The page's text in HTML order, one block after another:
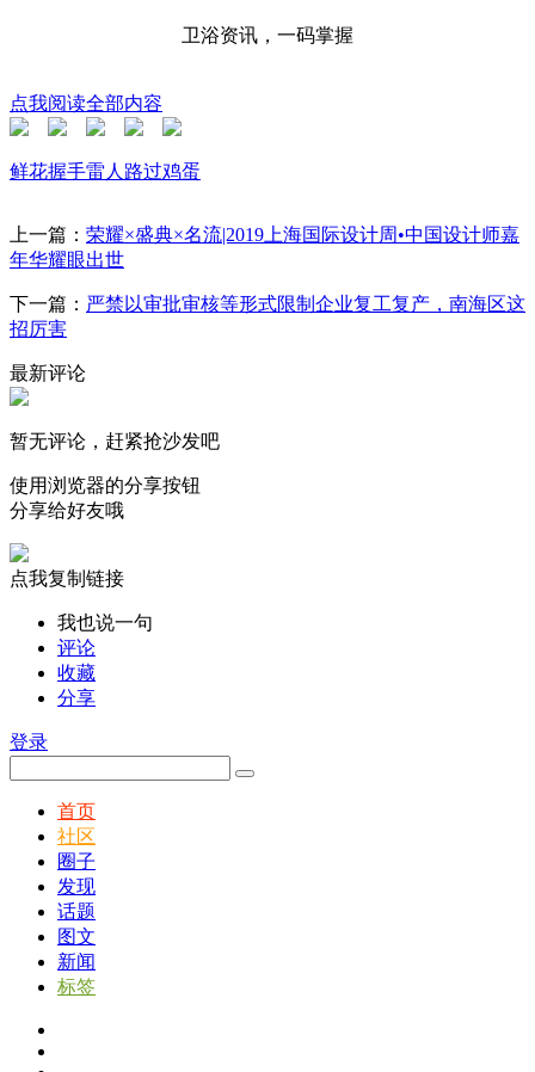
卫浴资讯，一码掌握
点我阅读全部内容
鲜花握手雷人 路过鸡蛋
上一篇： 荣耀×盛典×名流|2019上海国际设计周•中国设计师嘉
年华耀眼出世
下一篇： 严禁以审批审核等形式限制企业复工复产，南海区这
招厉害
最新评论
暂无评论，赶紧抢沙发吧
使用浏览器的分享按钮
分享给好友哦
点我复制链接
我也说一句
评论
收藏
分享
登录
首页
社区
圈子
发现
话题
图文
新闻
标签